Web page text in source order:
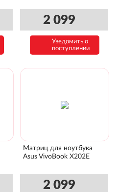
2 099
Уведомить о
поступлении
Матриц для ноутбука
Asus VivoBook X202E
2 099